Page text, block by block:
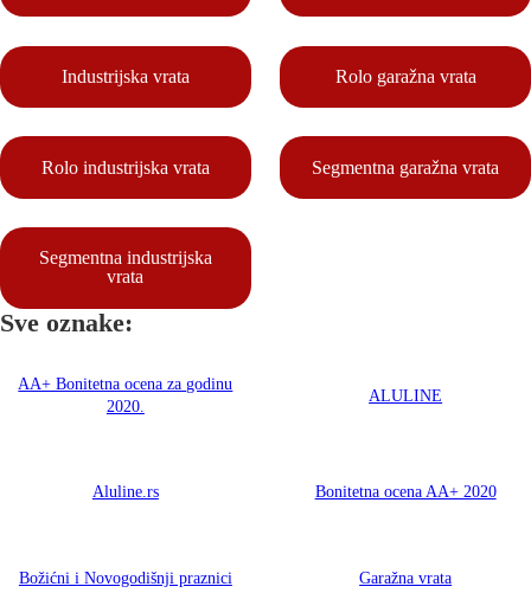
Industrijska vrata Rolo garažna vrata
Rolo industrijska vrata Segmentna garažna vrata
Segmentna industrijska
vrata
Sve oznake:
AA+ Bonitetna ocena za godinu
2020.
ALULINE
Aluline.rs Bonitetna ocena AA+ 2020
Božićni i Novogodišnji praznici Garažna vrata